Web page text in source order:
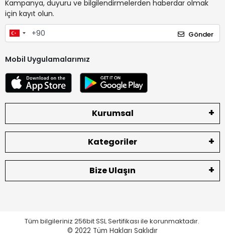
Kampanya, duyuru ve bilgilendirmelerden haberdar olmak
için kayıt olun.
Gönder
Mobil Uygulamalarımız
Kurumsal
Kategoriler
Bize Ulaşın
Tüm bilgileriniz 256bit SSL Sertifikası ile korunmaktadır.
© 2022 Tüm Hakları Saklıdır